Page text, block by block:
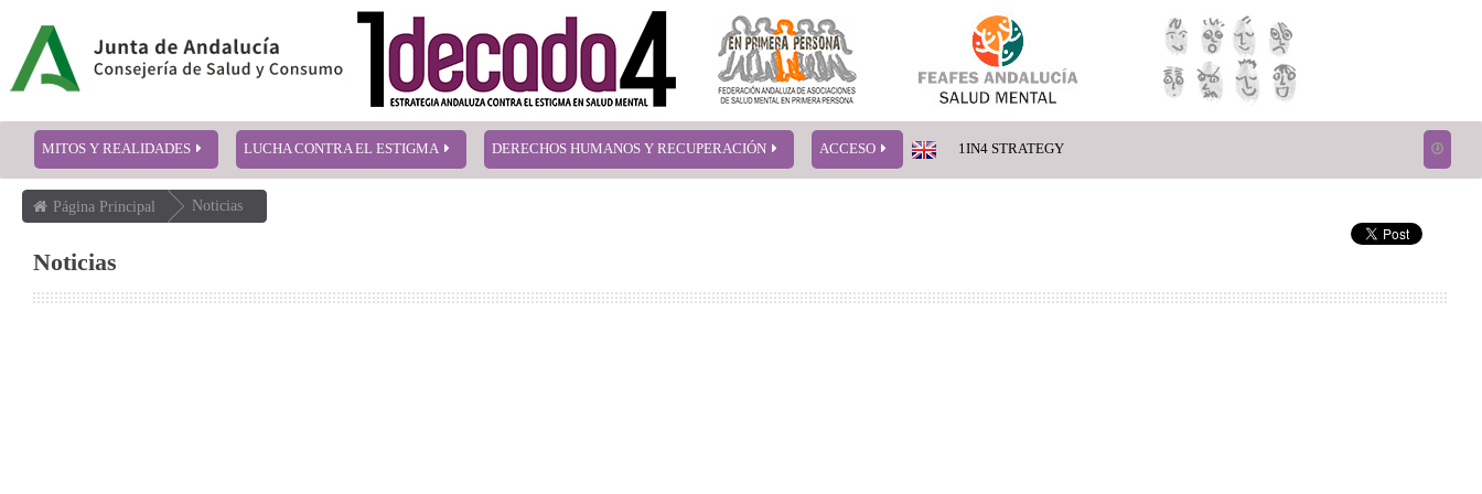
MITOS Y REALIDADES LUCHA CONTRA EL ESTIGMA DERECHOS HUMANOS Y RECUPERACIÓN ACCESO 1IN4 STRATEGY
Página Principal Noticias
Noticias